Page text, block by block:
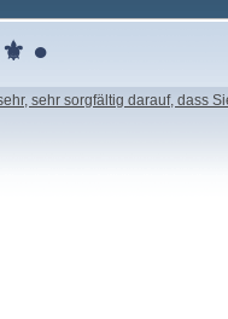
⚜ ●
sehr sorgfältig darauf, dass